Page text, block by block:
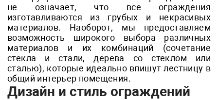
не означает, что все ограждения
изготавливаются из грубых и некрасивых
материалов. Наоборот, мы предоставляем
возможность широкого выбора различных
материалов и их комбинаций (сочетание
стекла и стали, дерева со стеклом или
сталью), которые идеально впишут лестницу в
общий интерьер помещения.
Дизайн и стиль ограждений